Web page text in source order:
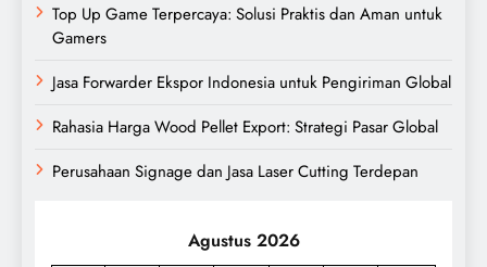
Top Up Game Terpercaya: Solusi Praktis dan Aman untuk
Gamers
Jasa Forwarder Ekspor Indonesia untuk Pengiriman Global
Rahasia Harga Wood Pellet Export: Strategi Pasar Global
Perusahaan Signage dan Jasa Laser Cutting Terdepan
Agustus 2026